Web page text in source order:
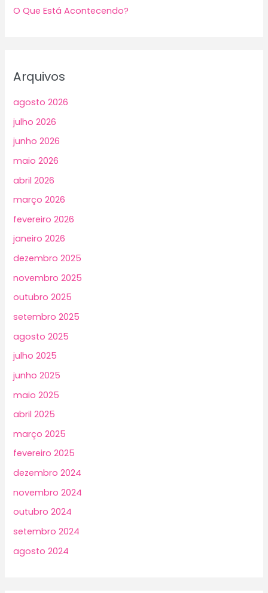
O Que Está Acontecendo?
Arquivos
agosto 2026
julho 2026
junho 2026
maio 2026
abril 2026
março 2026
fevereiro 2026
janeiro 2026
dezembro 2025
novembro 2025
outubro 2025
setembro 2025
agosto 2025
julho 2025
junho 2025
maio 2025
abril 2025
março 2025
fevereiro 2025
dezembro 2024
novembro 2024
outubro 2024
setembro 2024
agosto 2024